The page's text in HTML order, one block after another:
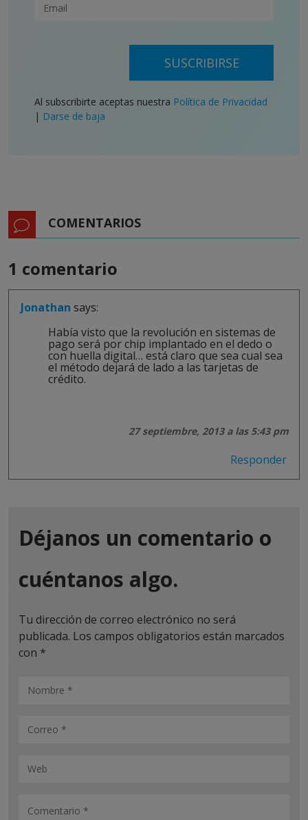
SUSCRIBIRSE
Al subscribirte aceptas nuestra Política de Privacidad
| Darse de baja
COMENTARIOS
1 comentario
Jonathan says:
27 septiembre, 2013 a las 5:43 pm
Había visto que la revolución en sistemas de
pago será por chip implantado en el dedo o
con huella digital… está claro que sea cual sea
el método dejará de lado a las tarjetas de
crédito.
Responder
Déjanos un comentario o
cuéntanos algo.
Tu dirección de correo electrónico no será
publicada. Los campos obligatorios están marcados
con *